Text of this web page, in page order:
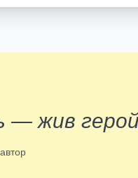
— жив